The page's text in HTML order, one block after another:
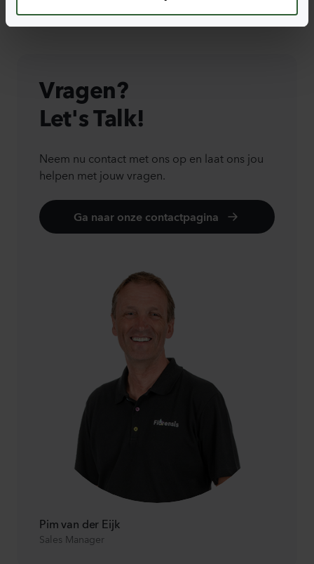
Vragen?
Let's Talk!
Neem nu contact met ons op en laat ons jou
helpen met jouw vragen.
Ga naar onze contactpagina
Pim van der Eijk
Sales Manager